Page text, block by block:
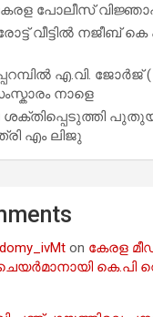
പോലീസ്
വീട്ടിൽ നജീബ് കെ
എ.​വി. ജോ​ർ​ജ്
നാളെ
എം ലിജു
on കേരള
കെ.പി